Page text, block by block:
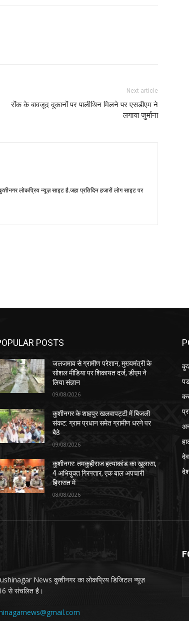
Next article
रोंक के बावजूद दुकानों पर पालीथिन मिलने पर एसडीएम ने
लगाया जुर्माना
लोकप्रिय न्यूज़ साइट है.जहा प्रतिदिन हजारों लोग साइट पर
POSTS
जलजमाव से ग्रामीण परेशान, मुख्यमंत्री के
सोशल मीडिया पर शिकायत दर्ज, डीएम ने
लिया संज्ञान
09/08/2026
कुशीनगर के शाहपुर खलवापट्टी में बिजली
संकट: ग्राम प्रधान समेत ग्रामीण धरने पर
बैठे
09/08/2026
कुशीनगर: तमकुहीराज हत्याकांड का खुलासा,
4 अभियुक्त गिरफ्तार, एक बाल अपचारी
हिरासत में
08/08/2026
News कुशीनगर का लोकप्रिय डिजिटल न्यूज़
से संचलित है।